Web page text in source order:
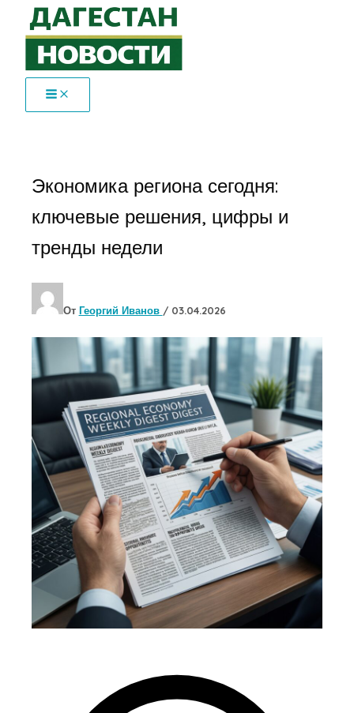
Перейти
содержимому
Экономика региона сегодня:
ключевые решения, цифры и
тренды недели
От Георгий Иванов / 03.04.2026